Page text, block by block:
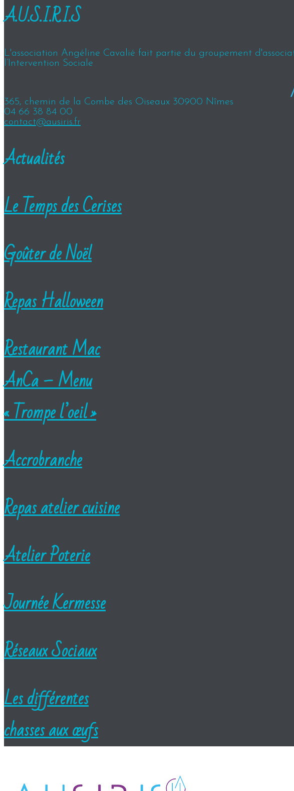
A.U.S.I.R.I.S
L'association Angéline Cavalié fait partie du groupement
l’Intervention Sociale
365, chemin de la Combe des Oiseaux 30900 Nîmes
04 66 38 84 00
contact@ausiris.fr
Actualités
Le Temps des Cerises
Goûter de Noël
Repas Halloween
Restaurant Mac
AnCa – Menu
« Trompe l’oeil »
Accrobranche
Repas atelier cuisine
Atelier Poterie
Journée Kermesse
Réseaux Sociaux
Les différentes
chasses aux œufs